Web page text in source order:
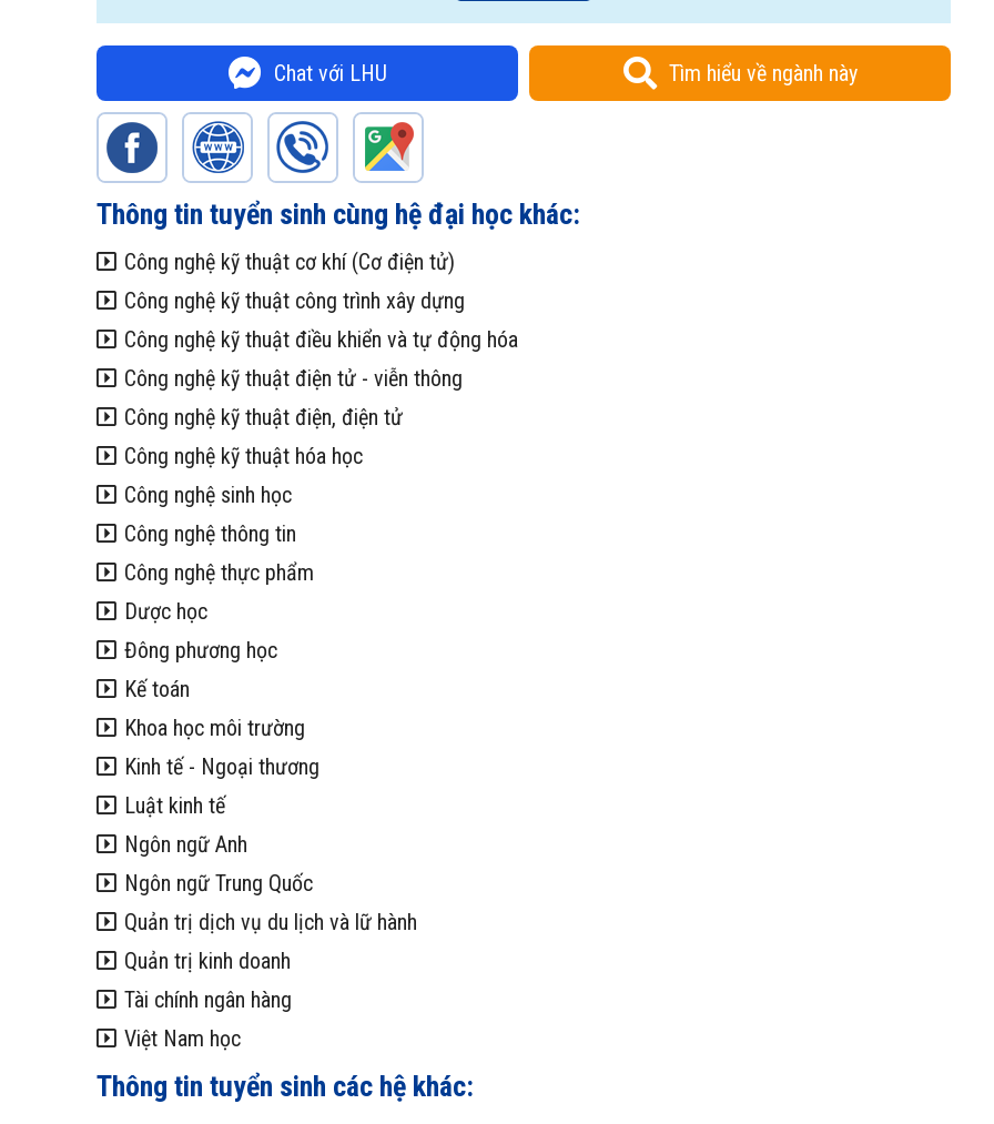
Chat với LHU Tìm hiểu về ngành này
Thông tin tuyển sinh cùng hệ đại học khác:
Công nghệ kỹ thuật cơ khí (Cơ điện tử)
Công nghệ kỹ thuật công trình xây dựng
Công nghệ kỹ thuật điều khiển và tự động hóa
Công nghệ kỹ thuật điện tử - viễn thông
Công nghệ kỹ thuật điện, điện tử
Công nghệ kỹ thuật hóa học
Công nghệ sinh học
Công nghệ thông tin
Công nghệ thực phẩm
Dược học
Đông phương học
Kế toán
Khoa học môi trường
Kinh tế - Ngoại thương
Luật kinh tế
Ngôn ngữ Anh
Ngôn ngữ Trung Quốc
Quản trị dịch vụ du lịch và lữ hành
Quản trị kinh doanh
Tài chính ngân hàng
Việt Nam học
Thông tin tuyển sinh các hệ khác: